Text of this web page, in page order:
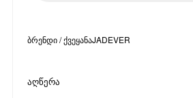
ბრენდი / ქვეყანაJADEVER
აღწერა